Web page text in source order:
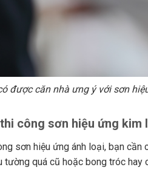
được căn nhà ưng ý với sơn
công sơn hiệu ứng kim
sơn hiệu ứng ánh loại, bạn cần
tường quá cũ hoặc bong tróc hay